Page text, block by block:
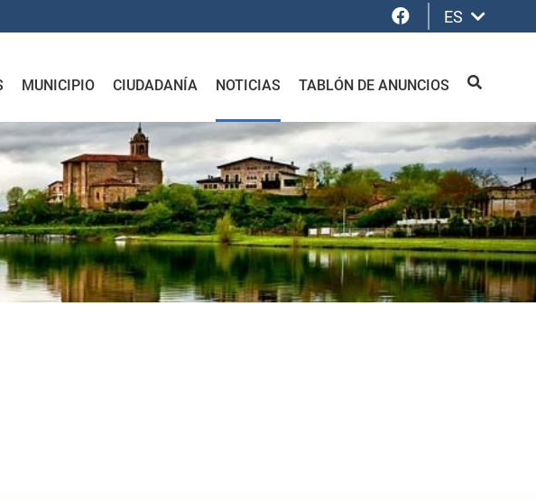
Facebook
ES
MUNICIPIO CIUDADANÍA NOTICIAS TABLÓN DE ANUNCIOS BUSCAR